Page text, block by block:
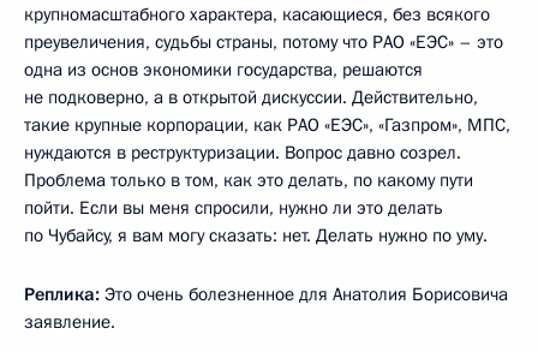
крупномасштабного характера, касающиеся, без всякого
преувеличения, судьбы страны, потому что РАО «ЕЭС» – это
одна из основ экономики государства, решаются
не подковерно, а в открытой дискуссии. Действительно,
такие крупные корпорации, как РАО «ЕЭС», «Газпром», МПС,
нуждаются в реструктуризации. Вопрос давно созрел.
Проблема только в том, как это делать, по какому пути
пойти. Если вы меня спросили, нужно ли это делать
по Чубайсу, я вам могу сказать: нет. Делать нужно по уму.
Реплика: Это очень болезненное для Анатолия Борисовича
заявление.